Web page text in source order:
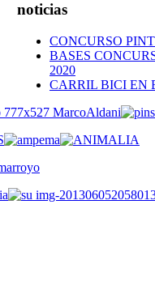
noticias
CONCURSO
BASES
2020
CARRIL BICI EN